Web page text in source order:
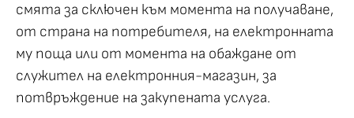
смята за сключен към момента на получаване,
от страна на потребителя, на електронната
му поща или от момента на обаждане от
служител на електронния-магазин, за
потвръждение на закупената услуга.